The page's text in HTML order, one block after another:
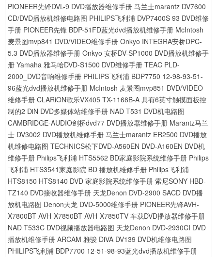
PIONEER先锋DVL-9 DVD播放器维修手册 马兰士marantz DV7600
CD/DVD播放机维修电路图 PHILIPS飞利浦 DVP7400S 93 DVD维修
手册 PIONEER先锋 BDP-51FD蓝光dvd播放机维修手册 McIntosh
麦景图mvp841 DVD/VIDEO维修手册 Onkyo INTEGRA安桥DPC-
5.3 DVD播放器维修手册 Onkyo 安桥DV-SP1000 DVD播放机维修手
册 Yamaha 雅马哈DVD-S1500 DVD维修手册 TEAC PLD-
2000_DVD音响维修手册 PHILIPS飞利浦 BDP7750 12-98-93-51-
96蓝光dvd播放机维修手册 McIntosh 麦景图mvp851 DVD/VIDEO
维修手册 CLARiON歌乐VX405 TX-1168B-A 具有6英寸触摸面板控
制的2 DiN DVD多媒体站维修手册 NAD T531 DVD机电路图
CAMBRIDGE-AUDIO剑桥dvd77 DVD播放器维修手册 Marantz马兰
士 DV3002 DVD播放机维修手册 马兰士marantz ER2500 DVD播放
机维修电路图 TECHNICS松下DVD-A560EN DVD-A160EN DVD机
维修手册 Philips飞利浦 HTS5562 BD家庭影院系统维修手册 Philips
飞利浦 HTS3541家庭影院 BD 播放机维修手册 Philips飞利浦
HTS8150 HTS8140 DVD 家庭影院系统维修手册 索尼SONY HBD-
TZ140 DVD接收器维修手册 天龙Denon DVD-2900 SACD DVD播
放机电路图 Denon天龙 DVD-5000维修手册 PIONEER先锋AVH-
X7800BT AVH-X7850BT AVH-X7850TV 车载DVD播放器维修手册
NAD T533C DVD视频播放器电路图 天龙Denon DVD-2930CI DVD
播放机维修手册 ARCAM 雅骏 DiVA DV139 DVD机维修电路图
PHILIPS飞利浦 BDP7700 12-51-98-93蓝光dvd播放机维修手册